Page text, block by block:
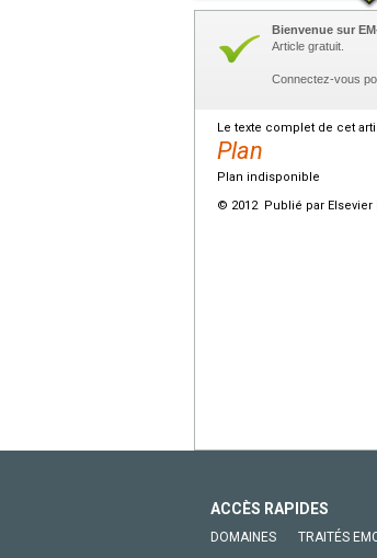
Bienvenue sur
Article gratuit.
Connectez-vous
Le texte complet de cet
Plan
Plan indisponible
© 2012 Publié par Elsevier
ACCÈS RAPIDES
DOMAINES TRAITÉS